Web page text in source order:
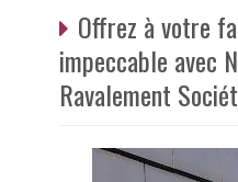
Offrez à votre
impeccable avec
Ravalement